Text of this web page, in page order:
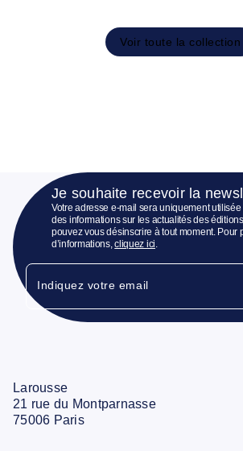
Voir toute la collection
Je souhaite recevoir la
Votre adresse e-mail sera uniquement
des informations sur les actualités des
pouvez vous désinscrire à tout moment. Pour
d’informations,cliquez ici.
Indiquez votre email
Larousse
21 rue du Montparnasse
75006 Paris